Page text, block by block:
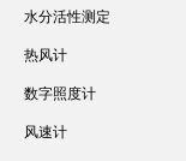
水分活性测定
热风计
数字照度计
风速计